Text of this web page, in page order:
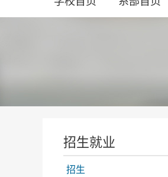
招生就业
招生